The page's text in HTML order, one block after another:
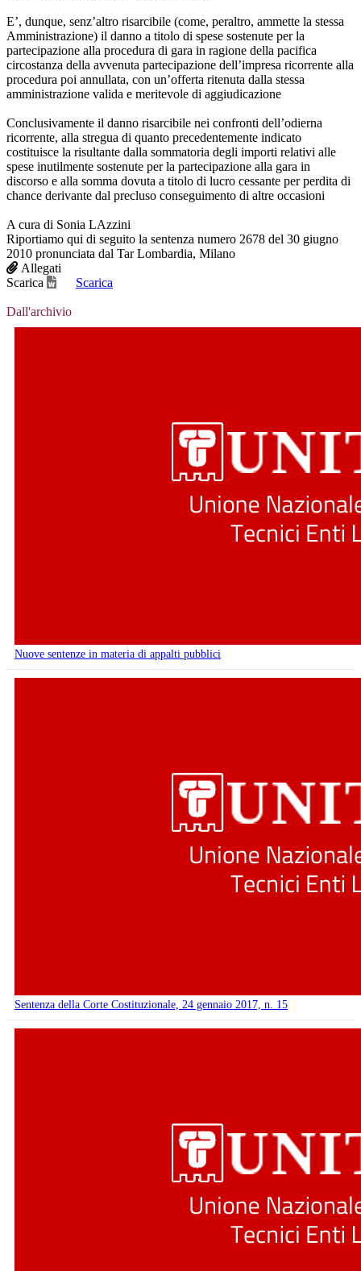
E’, dunque, senz’altro risarcibile (come, peraltro, ammette la stessa
Amministrazione) il danno a titolo di spese sostenute per la
partecipazione alla procedura di gara in ragione della pacifica
circostanza della avvenuta partecipazione dell’impresa ricorrente alla
procedura poi annullata, con un’offerta ritenuta dalla stessa
amministrazione valida e meritevole di aggiudicazione
Conclusivamente il danno risarcibile nei confronti dell’odierna
ricorrente, alla stregua di quanto precedentemente indicato
costituisce la risultante dalla sommatoria degli importi relativi alle
spese inutilmente sostenute per la partecipazione alla gara in
discorso e alla somma dovuta a titolo di lucro cessante per perdita di
chance derivante dal precluso conseguimento di altre occasioni
A cura di Sonia LAzzini
Riportiamo qui di seguito la sentenza numero 2678 del 30 giugno
2010 pronunciata dal Tar Lombardia, Milano
Allegati
Scarica
Scarica
Dall'archivio
Nuove sentenze in materia di appalti pubblici
Sentenza della Corte Costituzionale, 24 gennaio 2017, n. 15